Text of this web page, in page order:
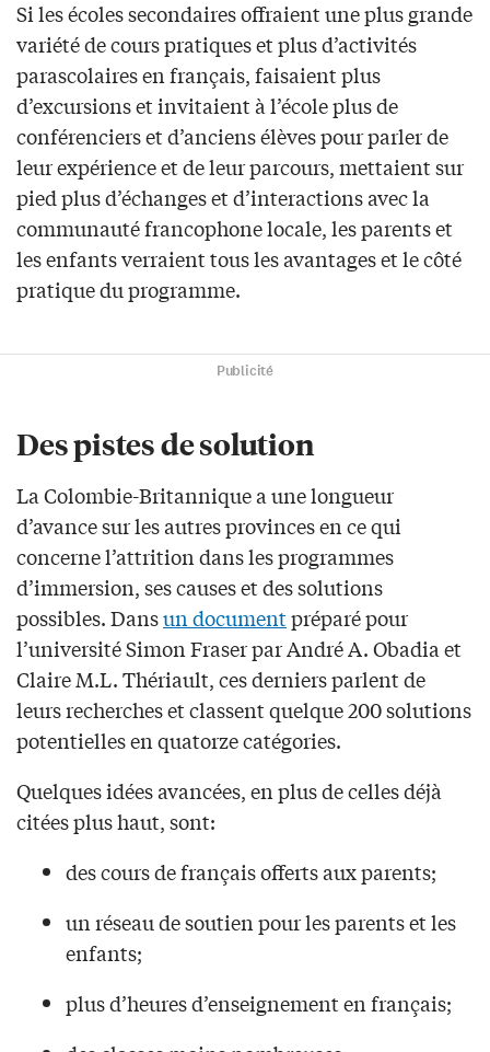
Si les écoles secondaires offraient une plus grande
variété de cours pratiques et plus d’activités
parascolaires en français, faisaient plus
d’excursions et invitaient à l’école plus de
conférenciers et d’anciens élèves pour parler de
leur expérience et de leur parcours, mettaient sur
pied plus d’échanges et d’interactions avec la
communauté francophone locale, les parents et
les enfants verraient tous les avantages et le côté
pratique du programme.
Publicité
Des pistes de solution
La Colombie-Britannique a une longueur
d’avance sur les autres provinces en ce qui
concerne l’attrition dans les programmes
d’immersion, ses causes et des solutions
possibles. Dansun documentpréparé pour
l’université Simon Fraser par André A. Obadia et
Claire M.L. Thériault, ces derniers parlent de
leurs recherches et classent quelque 200 solutions
potentielles en quatorze catégories.
Quelques idées avancées, en plus de celles déjà
citées plus haut, sont:
des cours de français offerts aux parents;
un réseau de soutien pour les parents et les
enfants;
plus d’heures d’enseignement en français;